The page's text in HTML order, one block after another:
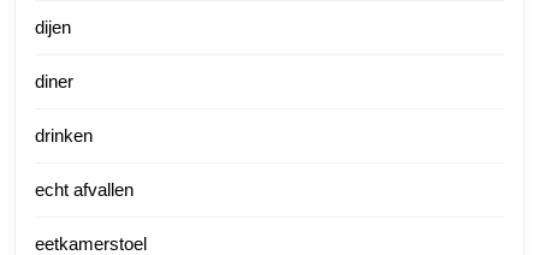
dijen
diner
drinken
echt afvallen
eetkamerstoel